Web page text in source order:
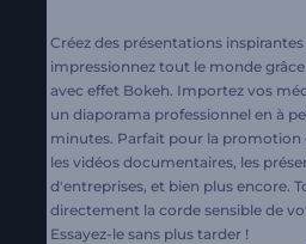
Créez des présentations
impressionnez tout le monde
avec effet Bokeh. Importez vos
un diaporama professionnel en à
minutes. Parfait pour la promotion
les vidéos documentaires, les
d'entreprises, et bien plus encore.
directement la corde sensible de
Essayez-le sans plus tarder !